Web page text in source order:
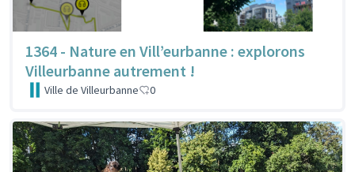
1364 - Nature en Vill’eurbanne : explorons
Villeurbanne autrement !
Ville de Villeurbanne 0